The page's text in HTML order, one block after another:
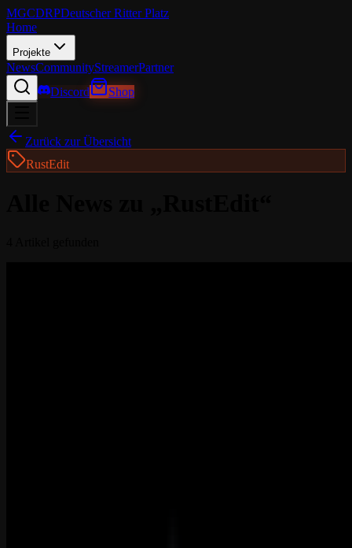
MGCDRPDeutscher Ritter Platz
Home
Projekte
NewsCommunityStreamerPartner
Discord
Shop
Zurück zur Übersicht
RustEdit